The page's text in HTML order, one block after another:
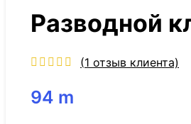
Разводной
(1 отзыв клиента)
94 m